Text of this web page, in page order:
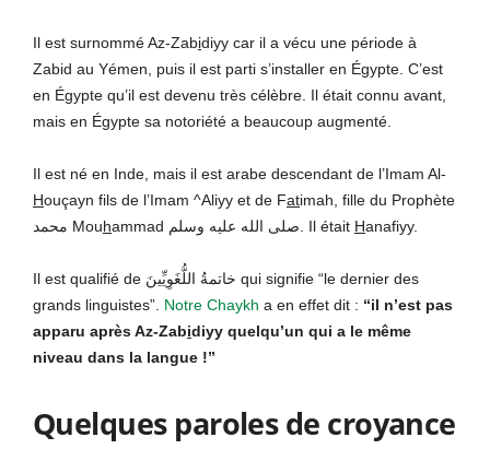
Il est surnommé Az-Zabidiyy car il a vécu une période à
Zabid au Yémen, puis il est parti s’installer en Égypte. C’est
en Égypte qu’il est devenu très célèbre. Il était connu avant,
mais en Égypte sa notoriété a beaucoup augmenté.
Il est né en Inde, mais il est arabe descendant de l’Imam Al-
Houçayn fils de l’Imam ^Aliyy et de Fatimah, fille du Prophète
محمد Mouh ammad صلى الله عليه وسلم. Il était Hanafiyy.
Il est qualifié de خاتمةُ اللُّغَوِيِّينَ qui signifie “le dernier des
grands linguistes”. Notre Chaykh a en effet dit : “il n’est pas
apparu après Az-Zabidiyy quelqu’un qui a le même
niveau dans la langue !”
Quelques paroles de croyance